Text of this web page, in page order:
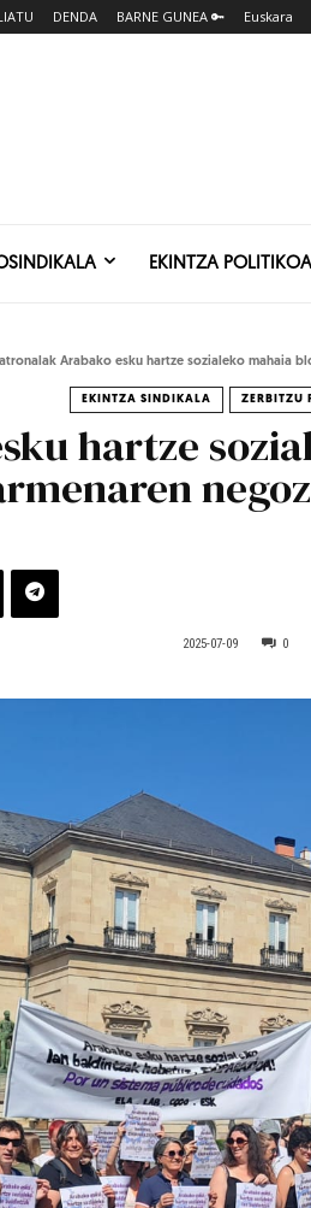
DENDA BARNE GUNEA 🔑 Euskara
EKINTZA POLITIKOA
Arabako esku hartze sozialeko mahaia
EKINTZA SINDIKALA ZERBITZU
hartze
2025-07-09 0